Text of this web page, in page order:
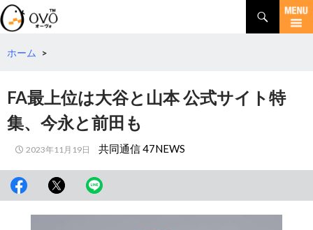
検
索
コ
テ
動
ホーム >
FA最上位は大谷と山本 公式サイト特
集、今永と前田も
2023年11月19日 共同通信 47NEWS